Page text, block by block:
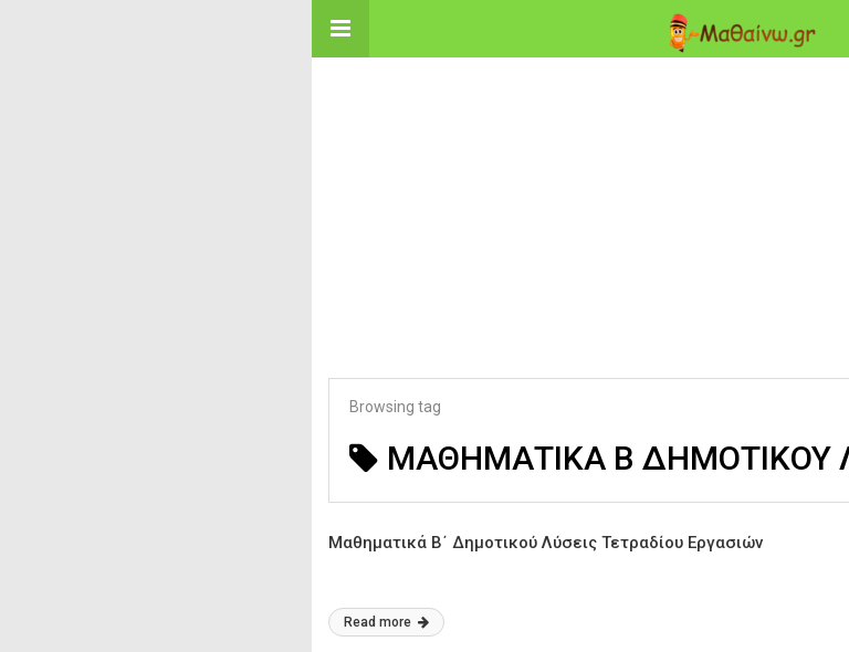
Browsing tag
ΜΑΘΗΜΑΤΙΚΑ Β ΔΗΜΟΤΙΚΟΥ
Μαθηματικά Β΄ Δημοτικού Λύσεις Τετραδίου Εργασιών
Read more